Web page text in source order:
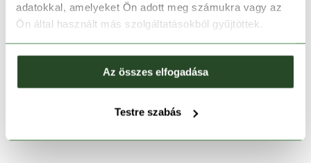
adatokkal, amelyeket Ön adott meg számukra vagy az
Ön által használt más szolgáltatásokból gyűjtöttek.
Az összes elfogadása
Testre szabás
TERMÉKLEÍRÁS
30 napos visszaküldés
1-2 munkanapos szállítás